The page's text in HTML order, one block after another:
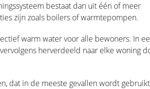
bestaat dan uit één of meer
zijn zoals boilers of warmtepompen.
warm water voor alle bewoners. In
herverdeeld naar elke woning
dat in de meeste gevallen wordt